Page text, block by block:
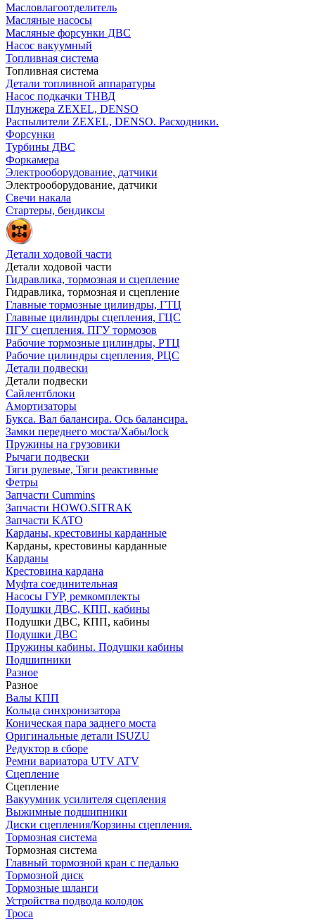
Масловлагоотделитель
Масляные насосы
Масляные форсунки ДВС
Насос вакуумный
Топливная система
Топливная система
Детали топливной аппаратуры
Насос подкачки ТНВД
Плунжера ZEXEL, DENSO
Распылители ZEXEL, DENSO. Расходники.
Форсунки
Турбины ДВС
Форкамера
Электрооборудование, датчики
Электрооборудование, датчики
Свечи накала
Стартеры, бендиксы
Детали ходовой части
Детали ходовой части
Гидравлика, тормозная и сцепление
Гидравлика, тормозная и сцепление
Главные тормозные цилиндры, ГТЦ
Главные цилиндры сцепления, ГЦС
ПГУ сцепления. ПГУ тормозов
Рабочие тормозные цилиндры, РТЦ
Рабочие цилиндры сцепления, РЦС
Детали подвески
Детали подвески
Cайлентблоки
Амортизаторы
Букса. Вал балансира. Ось балансира.
Замки переднего моста/Хабы/lock
Пружины на грузовики
Рычаги подвески
Тяги рулевые, Тяги реактивные
Фетры
Запчасти Cummins
Запчасти HOWO.SITRAK
Запчасти KATO
Карданы, крестовины карданные
Карданы, крестовины карданные
Карданы
Крестовина кардана
Муфта соединительная
Насосы ГУР, ремкомплекты
Подушки ДВС, КПП, кабины
Подушки ДВС, КПП, кабины
Подушки ДВС
Пружины кабины. Подушки кабины
Подшипники
Разное
Разное
Валы КПП
Кольца синхронизатора
Коническая пара заднего моста
Оригинальные детали ISUZU
Редуктор в сборе
Ремни вариатора UTV ATV
Сцепление
Сцепление
Вакуумник усилителя сцепления
Выжимные подшипники
Диски сцепления/Корзины сцепления.
Тормозная система
Тормозная система
Главный тормозной кран с педалью
Тормозной диск
Тормозные шланги
Устройства подвода колодок
Троса